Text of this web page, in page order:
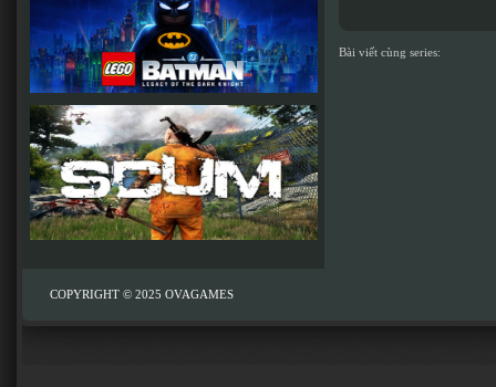
Bài viết cùng series:
COPYRIGHT © 2025 OVAGAMES